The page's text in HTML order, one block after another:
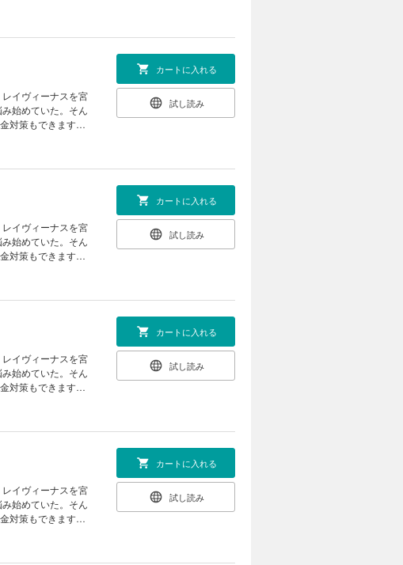
イヴィーナスを宮
始めていた。そん
対策もできます
カートに入れる
試し読み
イヴィーナスを宮
始めていた。そん
対策もできます
カートに入れる
試し読み
イヴィーナスを宮
始めていた。そん
対策もできます
カートに入れる
試し読み
イヴィーナスを宮
始めていた。そん
対策もできます
カートに入れる
試し読み